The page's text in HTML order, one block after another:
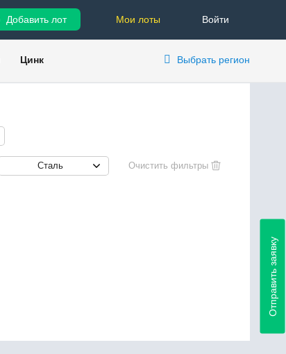
Войти
Мои лоты
Добавить лот
Цинк Выбрать регион
Сталь
Отправить заявку